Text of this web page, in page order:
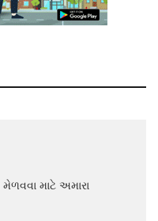
મેળવવા માટે અમારા